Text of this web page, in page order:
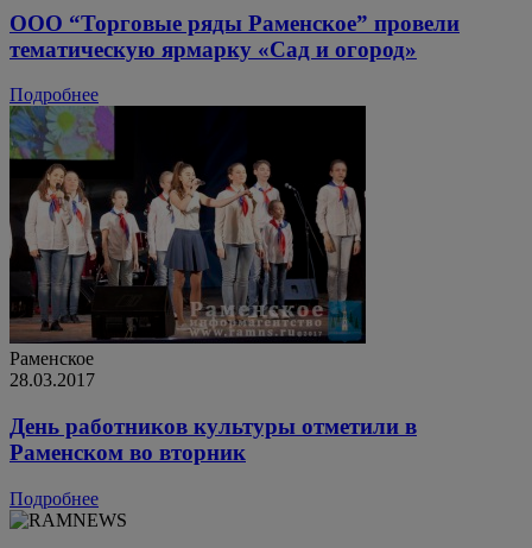
ООО “Торговые ряды Раменское” провели
тематическую ярмарку «Сад и огород»
Подробнее
Раменское
28.03.2017
День работников культуры отметили в
Раменском во вторник
Подробнее